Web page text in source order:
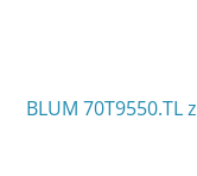
BLUM 70T9550.TL